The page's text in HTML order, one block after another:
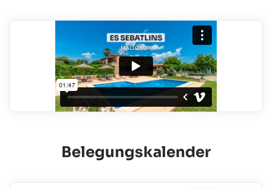
Belegungskalender